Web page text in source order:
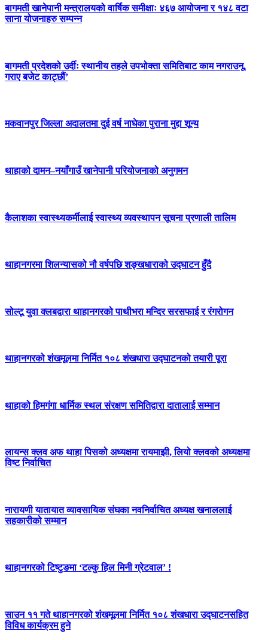
बागमती खानेपानी मन्त्रालयको वार्षिक समीक्षाः ४६७ आयोजना र १४८ वटा
साना योजनाहरु सम्पन्न
बागमती प्रदेशको उर्दीः स्थानीय तहले उपभोक्ता समितिबाट काम नगराउनू,
गराए बजेट काट्छौं’
मकवानपुर जिल्ला अदालतमा दुई वर्ष नाघेका पुराना मुद्दा शून्य
थाहाको दामन–नयाँगाउँ खानेपानी परियोजनाको अनुगमन
कैलाशका स्वास्थ्यकर्मीलाई स्वास्थ्य व्यवस्थापन सूचना प्रणाली तालिम
थाहानगरमा शिलन्यासको नौ वर्षपछि शङ्खधाराको उद्घाटन हुँदै
सोल्टू युवा क्लबद्वारा थाहानगरको पाथीभरा मन्दिर सरसफाई र रंगरोगन
थाहानगरको शंखमूलमा निर्मित १०८ शंखधारा उद्घाटनको तयारी पूरा
थाहाको हिमगंगा धार्मिक स्थल संरक्षण समितिद्वारा दातालाई सम्मान
लायन्स क्लव अफ थाहा पिसको अध्यक्षमा रायमाझी, लियो क्लवको अध्यक्षमा
विष्ट निर्वाचित
नारायणी यातायात व्यावसायिक संघका नवनिर्वाचित अध्यक्ष खनाललाई
सहकारीको सम्मान
थाहानगरको टिष्टुङमा ‘टल्कु हिल मिनी ग्रेटवाल’ !
साउन ११ गते थाहानगरको शंखमूलमा निर्मित १०८ शंखधारा उद्घाटनसहित
विविध कार्यक्रम हुने